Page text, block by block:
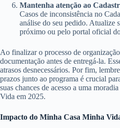
Mantenha atenção ao
Casos de inconsistência no
análise do seu pedido. Atualize
próximo ou pelo portal oficial
Ao finalizar o processo de
documentação antes de entregá-la.
atrasos desnecessários. Por fim,
prazos junto ao programa é crucial
suas chances de acesso a uma
Vida em 2025.
Impacto do Minha Casa Minha